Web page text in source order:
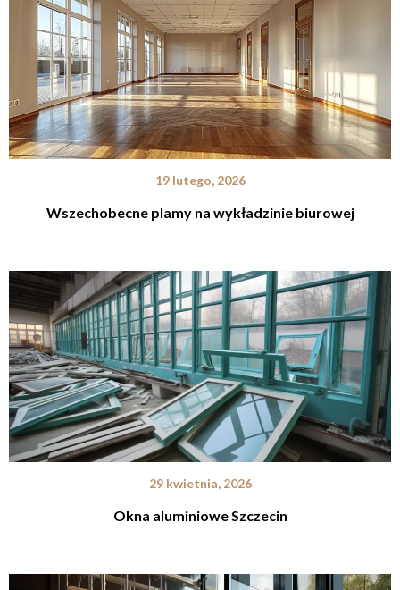
19 lutego, 2026
Wszechobecne plamy na wykładzinie biurowej
29 kwietnia, 2026
Okna aluminiowe Szczecin